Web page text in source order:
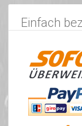
Einfach